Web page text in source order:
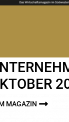
MAGAZIN